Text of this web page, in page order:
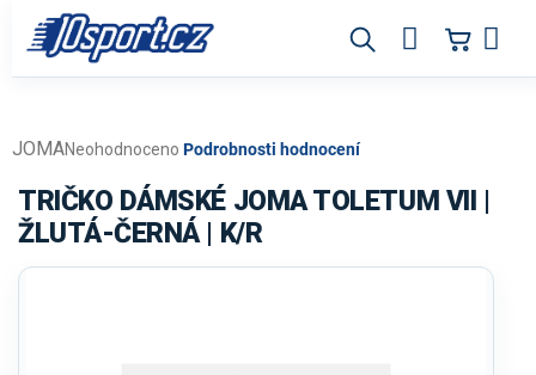
obsah
Průměrné
produktu
je
0,0
Neohodnoceno Podrobnosti hodnocení
JOMA
TRIČKO DÁMSKÉ JOMA TOLETUM VII |
ŽLUTÁ-ČERNÁ | K/R